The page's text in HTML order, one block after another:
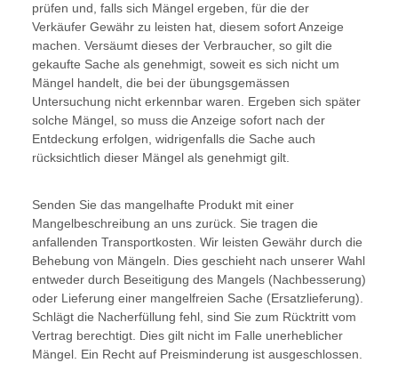
prüfen und, falls sich Mängel ergeben, für die der
Verkäufer Gewähr zu leisten hat, diesem sofort Anzeige
machen. Versäumt dieses der Verbraucher, so gilt die
gekaufte Sache als genehmigt, soweit es sich nicht um
Mängel handelt, die bei der übungsgemässen
Untersuchung nicht erkennbar waren. Ergeben sich später
solche Mängel, so muss die Anzeige sofort nach der
Entdeckung erfolgen, widrigenfalls die Sache auch
rücksichtlich dieser Mängel als genehmigt gilt.
Senden Sie das mangelhafte Produkt mit einer
Mangelbeschreibung an uns zurück. Sie tragen die
anfallenden Transportkosten. Wir leisten Gewähr durch die
Behebung von Mängeln. Dies geschieht nach unserer Wahl
entweder durch Beseitigung des Mangels (Nachbesserung)
oder Lieferung einer mangelfreien Sache (Ersatzlieferung).
Schlägt die Nacherfüllung fehl, sind Sie zum Rücktritt vom
Vertrag berechtigt. Dies gilt nicht im Falle unerheblicher
Mängel. Ein Recht auf Preisminderung ist ausgeschlossen.